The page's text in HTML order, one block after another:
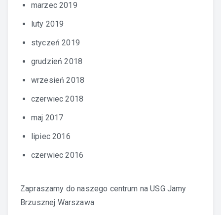
marzec 2019
luty 2019
styczeń 2019
grudzień 2018
wrzesień 2018
czerwiec 2018
maj 2017
lipiec 2016
czerwiec 2016
Zapraszamy do naszego centrum naUSG Jamy
Brzusznej Warszawa